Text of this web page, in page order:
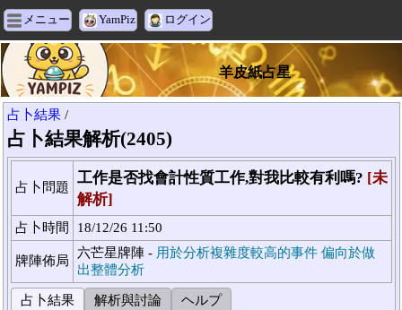
メニュー YamPiz ログイン
羊皮紙占星
占卜結果 /
占卜結果解析(2405)
占卜問題
工作是否找會計性質工作,對我比較有利嗎? [未
解析]
占卜時間 18/12/26 11:50
牌陣佈局
六芒星牌陣 - 用於分析複雜度較高的事件 偏向於做
出整體分析
占卜結果 解析與討論 ヘルプ